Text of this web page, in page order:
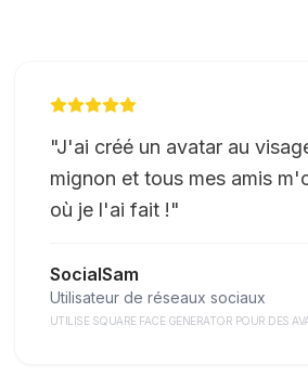
"J'ai créé un avatar au
mignon et tous mes amis
où je l'ai fait !"
SocialSam
Utilisateur de réseaux sociaux
UTILISE SQUARE FACE GENERATOR POUR DES